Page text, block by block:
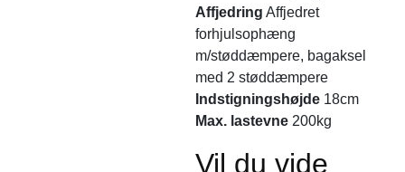
Affjedring Affjedret
forhjulsophæng
m/støddæmpere, bagaksel
med 2 støddæmpere
Indstigningshøjde 18cm
Max. lastevne 200kg
Vil du vide